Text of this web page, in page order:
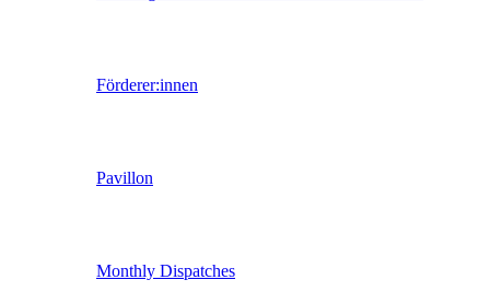
Förderer:innen
Pavillon
Monthly Dispatches